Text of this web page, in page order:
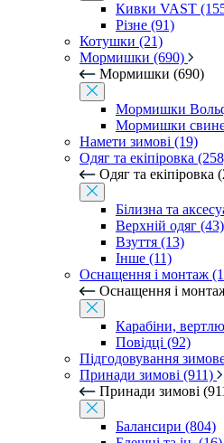
Кивки VAST
Різне (91)
Котушки (21)
Мормишки (690)
Мормишки (690)
Мормишки
Мормишки
Намети зимові (19)
Одяг та екіпіровка
Одяг та екіпіровка
Білизна та
Верхній одяг (43)
Взуття (13)
Інше (11)
Оснащення і монтаж
Оснащення і
Карабіни,
Повідці (92)
Підгодовування
Принади зимові (911)
Принади зимові
Балансири (804)